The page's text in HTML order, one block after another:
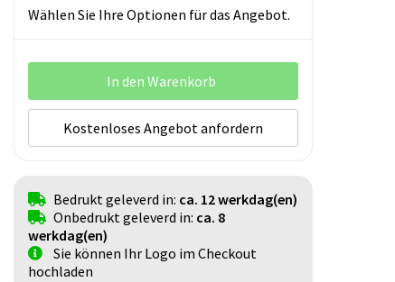
Wählen Sie Ihre Optionen für das Angebot.
In den Warenkorb
Kostenloses Angebot anfordern
Bedrukt geleverd in: ca. 12 werkdag(en)
Onbedrukt geleverd in: ca. 8
werkdag(en)
Sie können Ihr Logo im Checkout
hochladen